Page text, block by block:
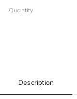
Quantity
Description